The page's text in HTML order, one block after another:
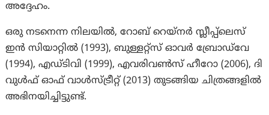
അദ്ദേഹം.
ഒരു നടനെന്ന നിലയിൽ, റോബ് റെയ്‌നർ സ്ലീപ്പ്‌ലെസ്
ഇൻ സിയാറ്റിൽ (1993), ബുള്ളറ്റ്സ് ഓവർ ബ്രോഡ്‌വേ
(1994), എഡ്‌ടിവി (1999), എവരിവൺസ് ഹീറോ (2006), ദി
വുൾഫ് ഓഫ് വാൾസ്ട്രീറ്റ് (2013) തുടങ്ങിയ ചിത്രങ്ങളിൽ
അഭിനയിച്ചിട്ടുണ്ട്.